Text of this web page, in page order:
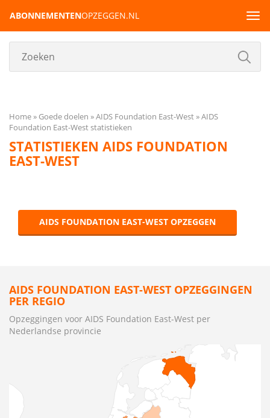
ABONNEMENTENOPZEGGEN.NL
Home Goede doelen AIDS Foundation East-West
AIDS
Foundation East-West statistieken
STATISTIEKEN AIDS FOUNDATION
EAST-WEST
AIDS FOUNDATION EAST-WEST OPZEGGEN
AIDS FOUNDATION EAST-WEST OPZEGGINGEN
PER REGIO
Opzeggingen voor AIDS Foundation East-West per
Nederlandse provincie